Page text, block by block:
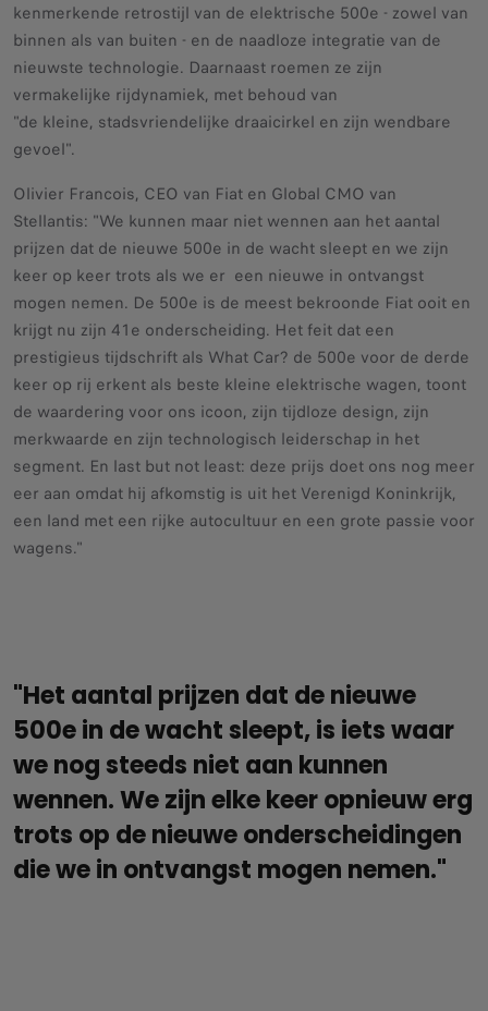
kenmerkende retrostijl van de elektrische 500e - zowel van
binnen als van buiten - en de naadloze integratie van de
nieuwste technologie. Daarnaast roemen ze zijn
vermakelijke rijdynamiek, met behoud van
"de kleine, stadsvriendelijke draaicirkel en zijn wendbare
gevoel".
Olivier Francois, CEO van Fiat en Global CMO van
Stellantis: "We kunnen maar niet wennen aan het aantal
prijzen dat de nieuwe 500e in de wacht sleept en we zijn
keer op keer trots als we er een nieuwe in ontvangst
mogen nemen. De 500e is de meest bekroonde Fiat ooit en
krijgt nu zijn 41e onderscheiding. Het feit dat een
prestigieus tijdschrift als What Car? de 500e voor de derde
keer op rij erkent als beste kleine elektrische wagen, toont
de waardering voor ons icoon, zijn tijdloze design, zijn
merkwaarde en zijn technologisch leiderschap in het
segment. En last but not least: deze prijs doet ons nog meer
eer aan omdat hij afkomstig is uit het Verenigd Koninkrijk,
een land met een rijke autocultuur en een grote passie voor
wagens."
"Het aantal prijzen dat de nieuwe
500e in de wacht sleept, is iets waar
we nog steeds niet aan kunnen
wennen. We zijn elke keer opnieuw erg
trots op de nieuwe onderscheidingen
die we in ontvangst mogen nemen."